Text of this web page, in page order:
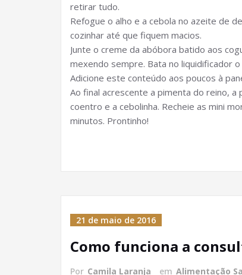
retirar tudo.
Refogue o alho e a cebola no azeite de
cozinhar até que fiquem macios.
Junte o creme da abóbora batido aos
mexendo sempre. Bata no liquidificador
Adicione este conteúdo aos poucos à
Ao final acrescente a pimenta do reino,
coentro e a cebolinha. Recheie as mini
minutos. Prontinho!
21 de maio de 2016
Como funciona a
Por Camila Laranja em Alimentação